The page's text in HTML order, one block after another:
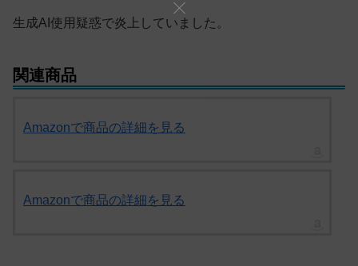
生成AI使用疑惑で炎上していました。
関連商品
Amazonで商品の詳細を見る
Amazonで商品の詳細を見る